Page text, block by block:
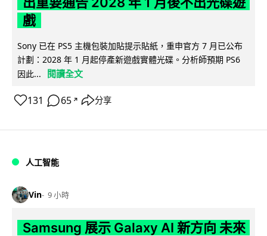
戲
Sony 已在 PS5 主機包裝加貼提示貼紙，重申官方 7 月已公布
計劃：2028 年 1 月起停產新遊戲實體光碟。分析師預期 PS6
因此...
閱讀全文
131 65 ↗ 分享
人工智能
Vin 9 小時
Samsung 展示 Galaxy AI 新方向 未來